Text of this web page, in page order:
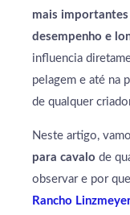
mais importantes
desempenho e
influencia
pelagem e até na
de qualquer
Neste artigo,
para cavalo de
observar e por
Rancho